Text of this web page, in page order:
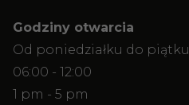
Godziny otwarcia
Od poniedziałku do piątku
06:00 - 12:00
1 pm - 5 pm